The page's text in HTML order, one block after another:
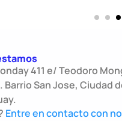
411 e/ Teodoro
Barrio San Jose, Ciudad
Entre en contacto con